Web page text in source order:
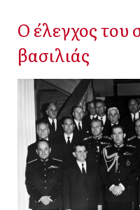
Ο έλεγχος του
βασιλιάς